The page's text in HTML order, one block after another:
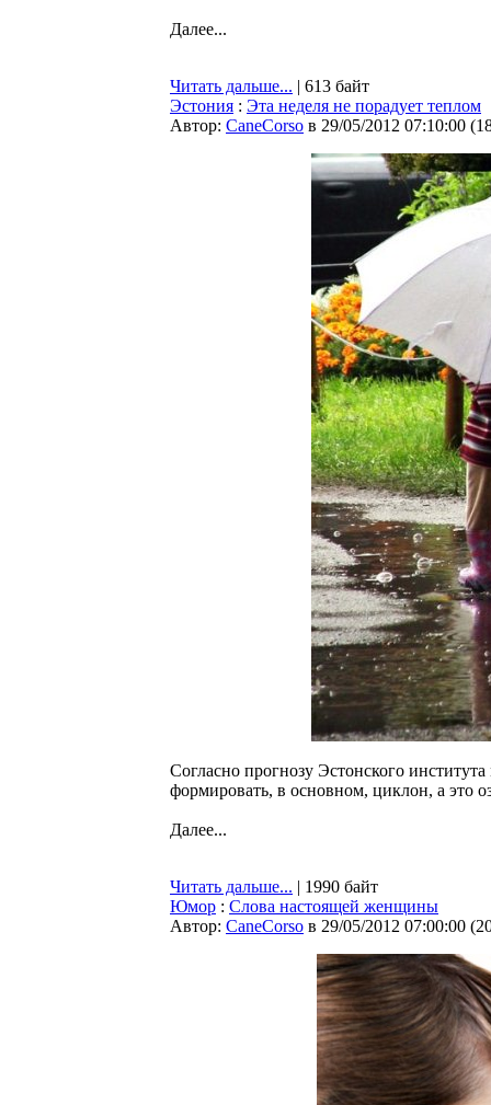
Далее...
Читать дальше... | 613 байт
Эстония : Эта неделя не порадует теплом
Автор: CaneCorso в 29/05/2012 07:10:00 (
Согласно прогнозу Эстонского
формировать, в основном, циклон, а это
Далее...
Читать дальше... | 1990 байт
Юмор : Слова настоящей женщины
Автор: CaneCorso в 29/05/2012 07:00:00 (